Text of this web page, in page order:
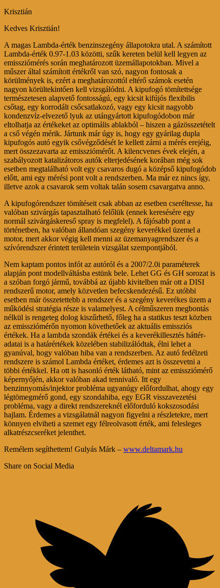
Krisztián
Kedves Krisztián!
A magas Lambda-érték benzinszegény állapotokra utal. A számított
Lambda-érték 0.97-1.03 közötti, szűk kereten belül kell legyen az
emissziómérés során meghatározott üzemállapotokban. Mivel a
műszer által számított értékről van szó, nagyon fontosak a
körülmények is, ezért a meghatározottól eltérő számok esetén
nagyon körültekintően kell vizsgálódni. A kipufogó tömítettsége
természetesen alapvető fontosságú, egy kicsit kifújós flexibilis
csőtag, egy korrodált csőcsatlakozó, vagy egy kicsit nagyobb
kondenzvíz-elvezető lyuk az utángyártott kipufogódobon már
eltolhatja az értékeket az optimális ablakból – hiszen a gázösszetételt
a cső végén mérik. Jártunk már úgy is, hogy egy gyárilag dupla
kipufogós autó egyik csővégződését le kellett zárni a mérés erejéig,
mert összezavarta az emissziómérőt. A kilencvenes évek elején, a
szabályozott katalizátoros autók elterjedésének korában még sok
esetben megtalálható volt egy csavaros dugó a középső kipufogódob
előtt, ami egy mérési pont volt a rendszerben. Ma már ez nincs így,
illetve azok a csavarok sem voltak talán sosem csavargatva anno.
A kipufogórendszer tömítéseit csak abban az esetben cseréltesse, ha
valóban szivárgás tapasztalható felőlük (ennek keresésére egy
normál szivárgáskereső spray is megfelel). A fájósabb pont a
történetben, ha valóban állandóan szegény keverékkel üzemel a
motor, mert akkor végig kell menni az üzemanyagrendszer és a
szívórendszer érintett területein vizsgálat szempontjából.
Nem kaptam pontos infót az autóról és a 2007/2.0i paraméterek
alapján pont modellváltásba estünk bele. Lehet GG és GH sorozat is
a szóban forgó jármű, továbbá az újabb kivitelben már ott a DISI
rendszerű motor, amely közvetlen befecskendezésű. Ez utóbbi
esetben már összetettebb a rendszer és a szegény keverékes üzem a
működési stratégia része is valamelyest. A célműszeren megbontás
nélkül is rengeteg dolog kiszűrhető, főleg ha a statikus teszt közben
az emissziómérőn nyomon követhetőek az aktuális emissziós
értékek. Ha a lambda szondák értékei és a keverékillesztés háttér-
adatai is a határértékek közelében stabilizálódtak, élni lehet a
gyanúval, hogy valóban hiba van a rendszerben. Az autó fedélzeti
rendszere is számol Lambda értéket, érdemes azt is összevetni a
többi értékkel. Ha ott is hasonló érték látható, mint az emissziómérő
képernyőjén, akkor valóban akad tennivaló. Itt egy
benzinnyomás/injektor probléma ugyanúgy előfordulhat, ahogy egy
légtömegmérő gond, egy szondahiba, egy EGR visszavezetési
probléma, vagy a direkt rendszereknél előforduló kokszosodási
hajlam. Érdemes a vizsgálatnál nagyon figyelni a részletekre, mert
könnyen elviheti a szemet egy félreolvasott érték, ami felesleges
alkatrészcseréket jelenthet.
Remélem segíthettem! Gulyás Márk – www.deltamark.hu
Share on Social Media